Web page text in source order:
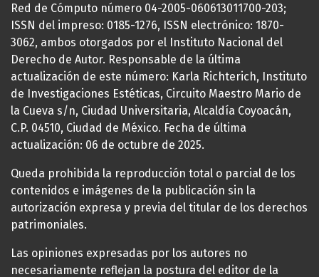
Red de Cómputo número 04-2005-060613011700-203;
ISSN del impreso: 0185-1276, ISSN electrónico: 1870-
3062, ambos otorgados por el Instituto Nacional del
Derecho de Autor. Responsable de la última
actualización de este número: Karla Richterich, Instituto
de Investigaciones Estéticas, Circuito Maestro Mario de
la Cueva s/n, Ciudad Universitaria, Alcaldía Coyoacán,
C.P. 04510, Ciudad de México. Fecha de última
actualización: 06 de octubre de 2025.
Queda prohibida la reproducción total o parcial de los
contenidos e imágenes de la publicación sin la
autorización expresa y previa del titular de los derechos
patrimoniales.
Las opiniones expresadas por los autores no
necesariamente reflejan la postura del editor de la